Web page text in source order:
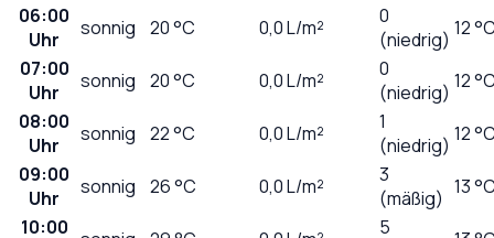
06:00
Uhr
sonnig 20°C 0,0L/m²
0
(niedrig) 12
07:00
Uhr
sonnig 20°C 0,0L/m²
0
(niedrig) 12
08:00
Uhr
sonnig 22°C 0,0L/m²
1
(niedrig) 12
09:00
Uhr
sonnig 26°C 0,0L/m²
3
(mäßig) 13
10:00
5